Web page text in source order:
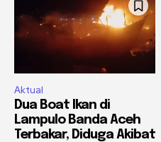
Aktual
Dua Boat Ikan di
Lampulo Banda Aceh
Terbakar, Diduga Akibat